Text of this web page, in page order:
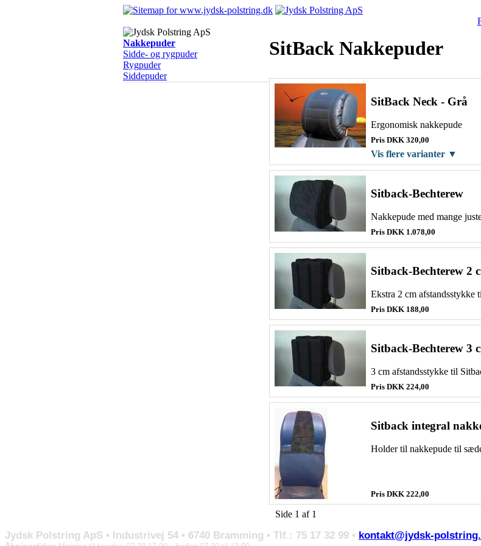
Nakkepuder
Sidde- og rygpuder
Rygpuder
Siddepuder
SitBack Nakkepuder
SitBack Neck - Grå
Ergonomisk nakkepude
Pris DKK 320,00
Vis flere varianter ▼
Sitback-Bechterew
Nakkepude med mange
Pris DKK 1.078,00
Sitback-Bechterew 2
Ekstra 2 cm afstandsstykke
Pris DKK 188,00
Sitback-Bechterew 3
3 cm afstandsstykke til
Pris DKK 224,00
Sitback integral
Holder til nakkepude til
Pris DKK 222,00
Side 1 af 1
Jydsk Polstring ApS • Industrivej 54 • 6740 Bramming • Tlf.: 75 17 32 99 • kontakt@jydsk-